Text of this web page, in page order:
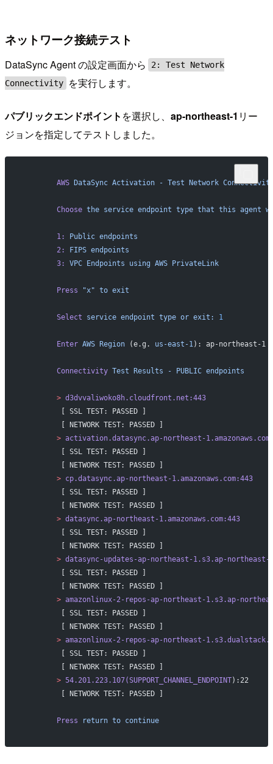
ネットワーク接続テスト
DataSync Agent の設定画面から
2: Test Network
Connectivity
を実行します。
パブリックエンドポイント を選択し、 ap-northeast-1 リー
ジョンを指定してテストしました。
        AWS
DataSync Activation - Test Network
        Choose
the service endpoint type that this agent
        1:
Public endpoints
        2:
FIPS endpoints
        3:
VPC Endpoints using AWS PrivateLink
        Press
"x" to exit
        Select
service endpoint type or exit: 1
        Enter
AWS Region (e.g. us-east-1): ap-northeast-1
        Connectivity
Test Results - PUBLIC endpoints
        >
d3dvvaliwoko8h.cloudfront.net:443
         [ SSL TEST: PASSED ]
         [ NETWORK TEST: PASSED ]
        >
activation.datasync.ap-northeast-
         [ SSL TEST: PASSED ]
         [ NETWORK TEST: PASSED ]
        >
cp.datasync.ap-northeast-1.amazonaws.com:443
         [ SSL TEST: PASSED ]
         [ NETWORK TEST: PASSED ]
        >
datasync.ap-northeast-1.amazonaws.com:443
         [ SSL TEST: PASSED ]
         [ NETWORK TEST: PASSED ]
        >
datasync-updates-ap-northeast-1.s3.ap-northeast-
         [ SSL TEST: PASSED ]
         [ NETWORK TEST: PASSED ]
        >
amazonlinux-2-repos-ap-northeast-1.s3.ap-
         [ SSL TEST: PASSED ]
         [ NETWORK TEST: PASSED ]
        >
amazonlinux-2-repos-ap-northeast-
         [ SSL TEST: PASSED ]
         [ NETWORK TEST: PASSED ]
        >
54.201.223.107(SUPPORT_CHANNEL_ENDPOINT):22
         [ NETWORK TEST: PASSED ]
        Press
return to continue